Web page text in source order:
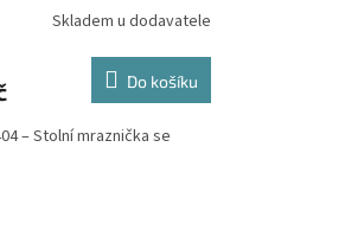
Skladem u dodavatele
Do košíku
– Stolní mraznička se